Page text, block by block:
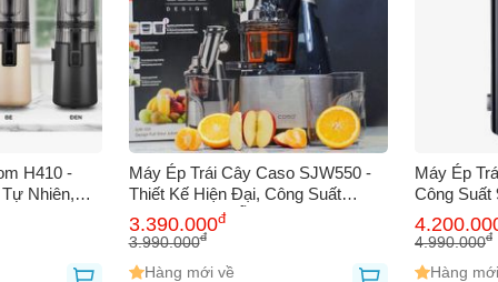
H410 -
Nhiên,
Hợp Với
Hàng
Máy Ép Trái Cây Caso SJW550 -
Thiết Kế Hiện Đại, Công Suất
240W, Đường Ống 75mm, Lọc Kĩ,
Không BPA, Dễ Dàng Vệ Sinh
3.390.000đ
3.990.000đ
Hàng mới về
Máy Ép
Công Suất
Dung Tích
Cho Gia
4.990.000đ
Hàng